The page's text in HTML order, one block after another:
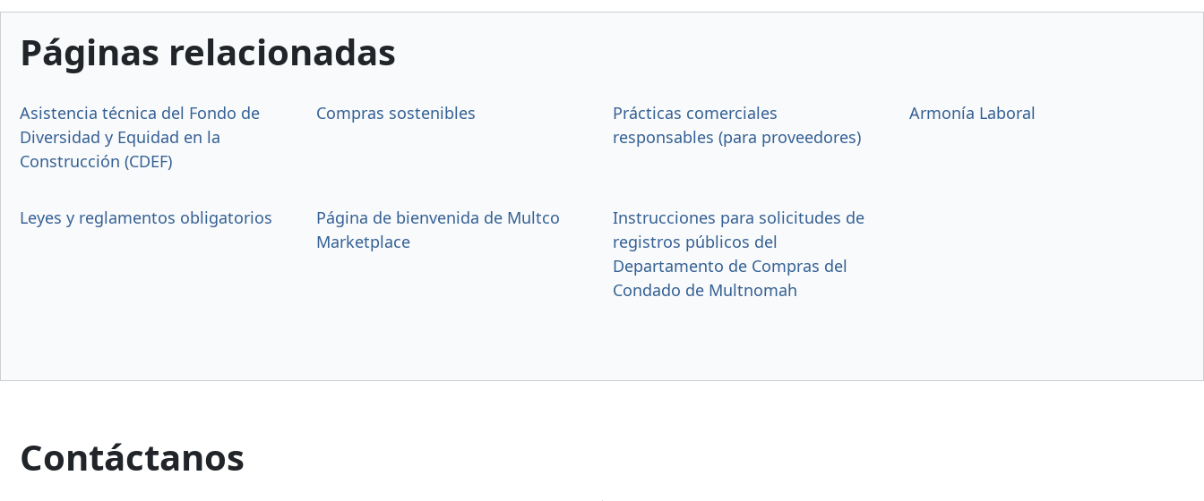
Páginas relacionadas
Asistencia técnica del Fondo de
Diversidad y Equidad en la
Construcción (CDEF)
Compras sostenibles
Prácticas comerciales
responsables (para proveedores)
Armonía Laboral
Leyes y reglamentos obligatorios
Página de bienvenida de Multco
Marketplace
Instrucciones para solicitudes de
registros públicos del
Departamento de Compras del
Condado de Multnomah
Contáctanos